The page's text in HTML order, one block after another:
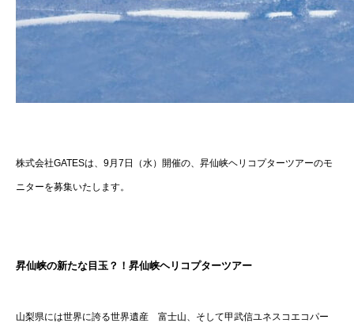
株式会社GATESは、9月7日（水）開催の、昇仙峡ヘリコプターツアーのモ
ニターを募集いたします。
昇仙峡の新たな目玉？！昇仙峡ヘリコプターツアー
山梨県には世界に誇る世界遺産 富士山、そして甲武信ユネスコエコパー